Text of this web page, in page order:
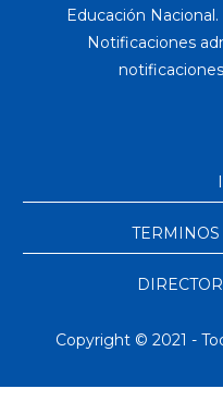
Educación
Notificaciones
Copyright © 2021 -